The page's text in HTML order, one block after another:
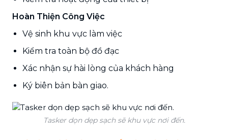
Hoàn Thiện Công Việc
Vệ sinh khu vực làm việc
Kiểm tra toàn bộ đồ đạc
Xác nhận sự hài lòng của khách hàng
Ký biên bản bàn giao.
Tasker dọn dẹp sạch sẽ khu vực nơi đến.